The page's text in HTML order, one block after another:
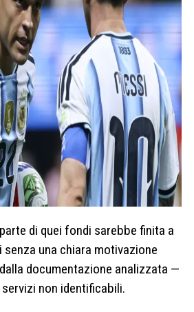
di quei fondi sarebbe finita a
una chiara motivazione
documentazione analizzata —
non identificabili.